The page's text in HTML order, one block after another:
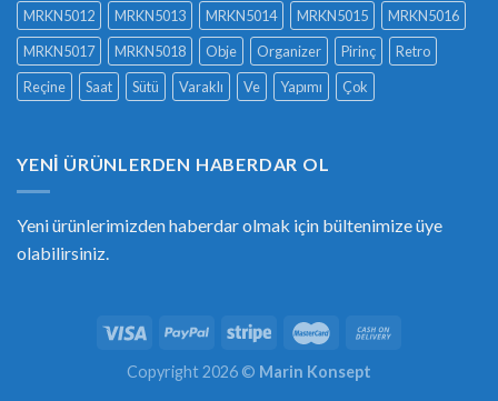
MRKN5012
MRKN5013 MRKN5014 MRKN5015
MRKN5016
MRKN5017
MRKN5018 Obje Organizer Pirinç
Retro
Reçine
Saat Sütü Varaklı Ve Yapımı Çok
YENI ÜRÜNLERDEN HABERDAR OL
Yeni ürünlerimizden haberdar olmak için bültenimize üye
olabilirsiniz.
Copyright 2026 © Marin Konsept